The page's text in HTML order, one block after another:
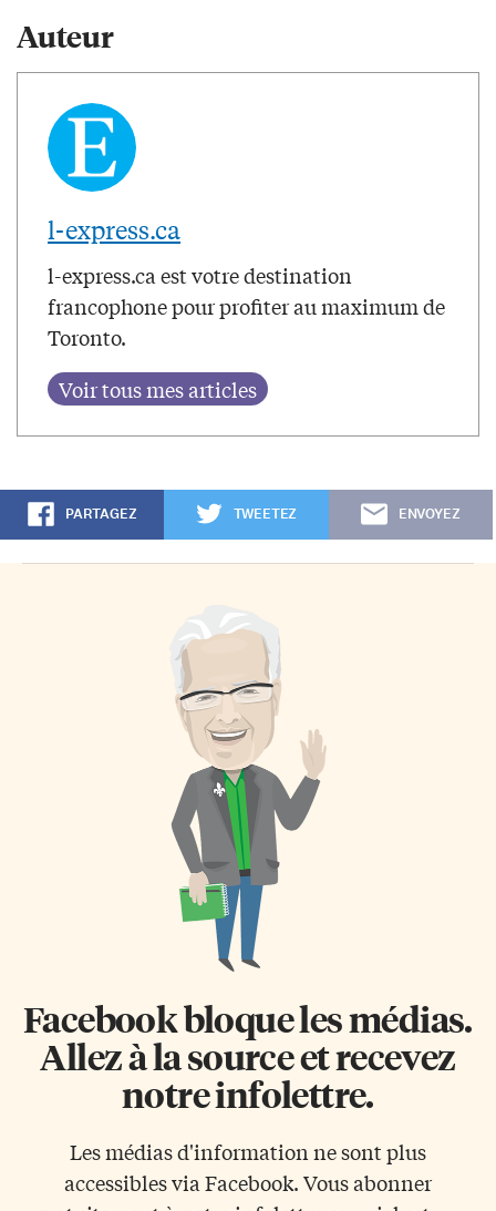
Auteur
l-express.ca
l-express.ca est votre destination
francophone pour profiter au maximum de
Toronto.
PARTAGEZ TWEETEZ ENVOYEZ
Facebook bloque les médias.
Allez à la source et recevez
notre infolettre.
Les médias d'information ne sont plus
accessibles via Facebook. Vous abonner